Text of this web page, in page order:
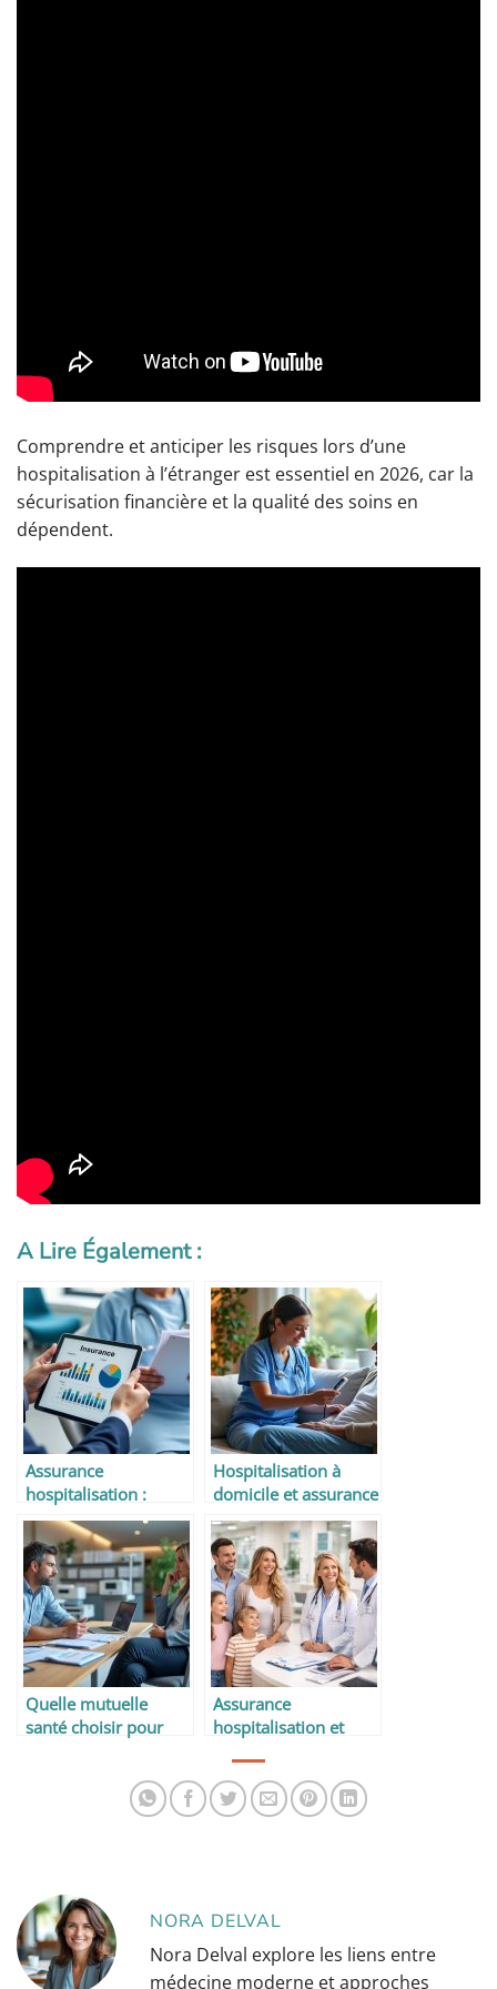
Comprendre et anticiper les risques lors d’une
hospitalisation à l’étranger est essentiel en 2026, car la
sécurisation financière et la qualité des soins en
dépendent.
A Lire Également :
Assurance
hospitalisation :
comment ça marche
?
Hospitalisation à
domicile et assurance
: que dit la loi ?
Quelle mutuelle
santé choisir pour
Assurance
hospitalisation et
famille avec Mutuelle
Générale et SwissLife
Santé
NORA DELVAL
Nora Delval explore les liens entre
médecine moderne et approches